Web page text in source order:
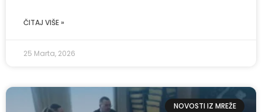
ČITAJ VIŠE »
25 Marta, 2026
NOVOSTI IZ MREŽE